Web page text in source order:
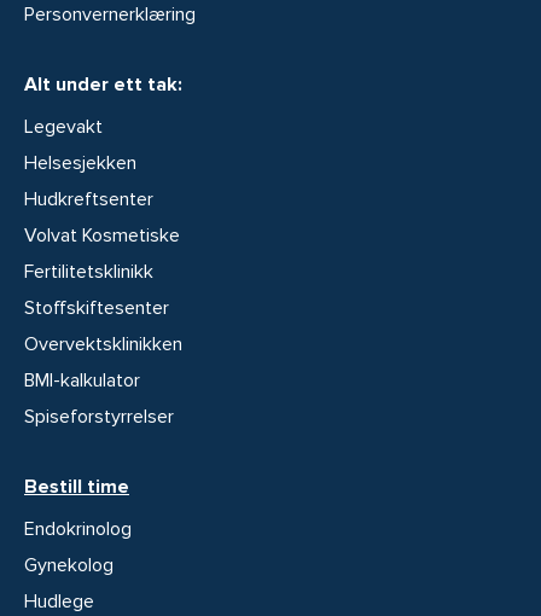
Personvernerklæring
Alt under ett tak:
Legevakt
Helsesjekken
Hudkreftsenter
Volvat Kosmetiske
Fertilitetsklinikk
Stoffskiftesenter
Overvektsklinikken
BMI-kalkulator
Spiseforstyrrelser
Bestill time
Endokrinolog
Gynekolog
Hudlege